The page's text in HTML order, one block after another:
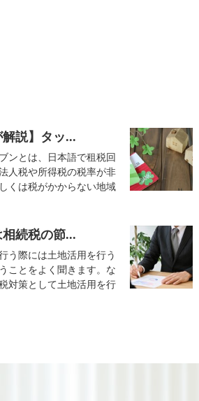
解説】タッ...
ンとは、日本語で租税回
人税や所得税の税率が非
くは税がかからない地域
続税の節...
う際には土地活用を行う
ことをよく聞きます。な
対策として土地活用を行